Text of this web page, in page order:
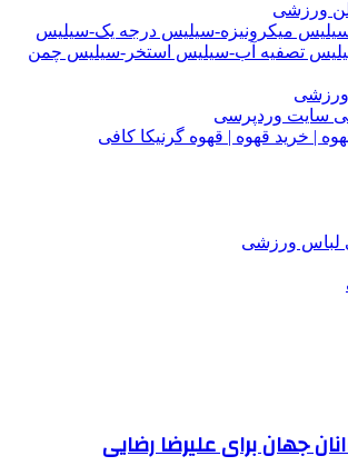
ورزشی
میکرونیزه-سیلیس درجه یک-سیلیس
تصفیه آب-سیلیس استخر-سیلیس چمن
ورزشی
سایت وردپرسی
| خرید قهوه | قهوه گرنیکا کافی
لباس ورزشی
جهان برای علیرضا رضایی